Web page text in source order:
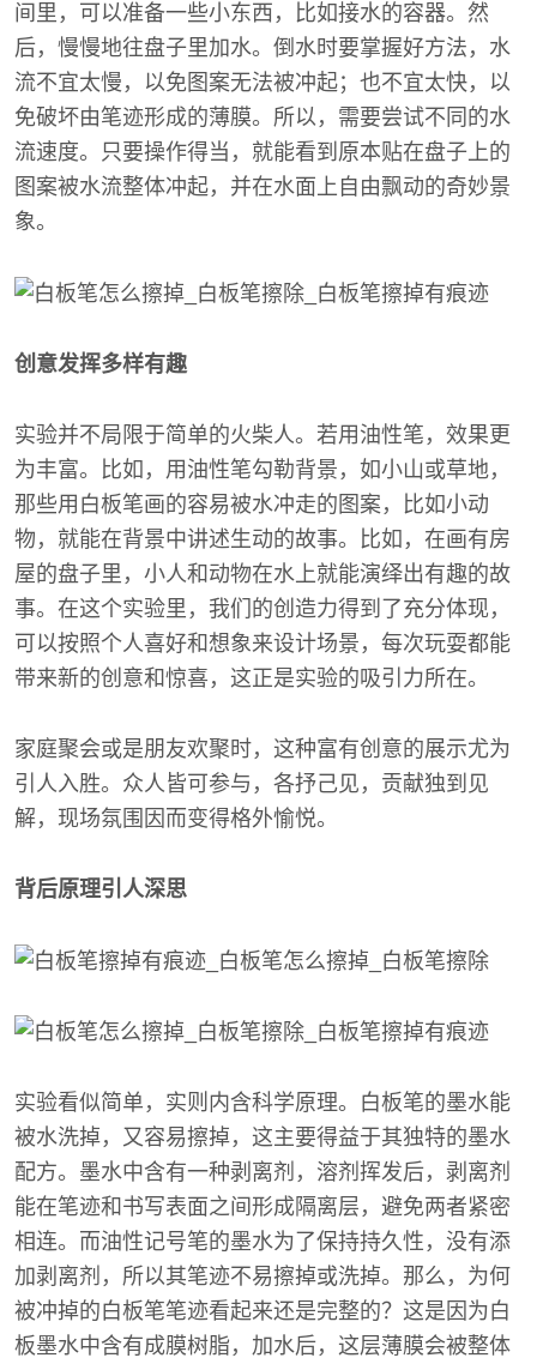
间里，可以准备一些小东西，比如接水的容器。然
后，慢慢地往盘子里加水。倒水时要掌握好方法，水
流不宜太慢，以免图案无法被冲起；也不宜太快，以
免破坏由笔迹形成的薄膜。所以，需要尝试不同的水
流速度。只要操作得当，就能看到原本贴在盘子上的
图案被水流整体冲起，并在水面上自由飘动的奇妙景
象。
创意发挥多样有趣
实验并不局限于简单的火柴人。若用油性笔，效果更
为丰富。比如，用油性笔勾勒背景，如小山或草地，
那些用白板笔画的容易被水冲走的图案，比如小动
物，就能在背景中讲述生动的故事。比如，在画有房
屋的盘子里，小人和动物在水上就能演绎出有趣的故
事。在这个实验里，我们的创造力得到了充分体现，
可以按照个人喜好和想象来设计场景，每次玩耍都能
带来新的创意和惊喜，这正是实验的吸引力所在。
家庭聚会或是朋友欢聚时，这种富有创意的展示尤为
引人入胜。众人皆可参与，各抒己见，贡献独到见
解，现场氛围因而变得格外愉悦。
背后原理引人深思
实验看似简单，实则内含科学原理。白板笔的墨水能
被水洗掉，又容易擦掉，这主要得益于其独特的墨水
配方。墨水中含有一种剥离剂，溶剂挥发后，剥离剂
能在笔迹和书写表面之间形成隔离层，避免两者紧密
相连。而油性记号笔的墨水为了保持持久性，没有添
加剥离剂，所以其笔迹不易擦掉或洗掉。那么，为何
被冲掉的白板笔笔迹看起来还是完整的？这是因为白
板墨水中含有成膜树脂，加水后，这层薄膜会被整体